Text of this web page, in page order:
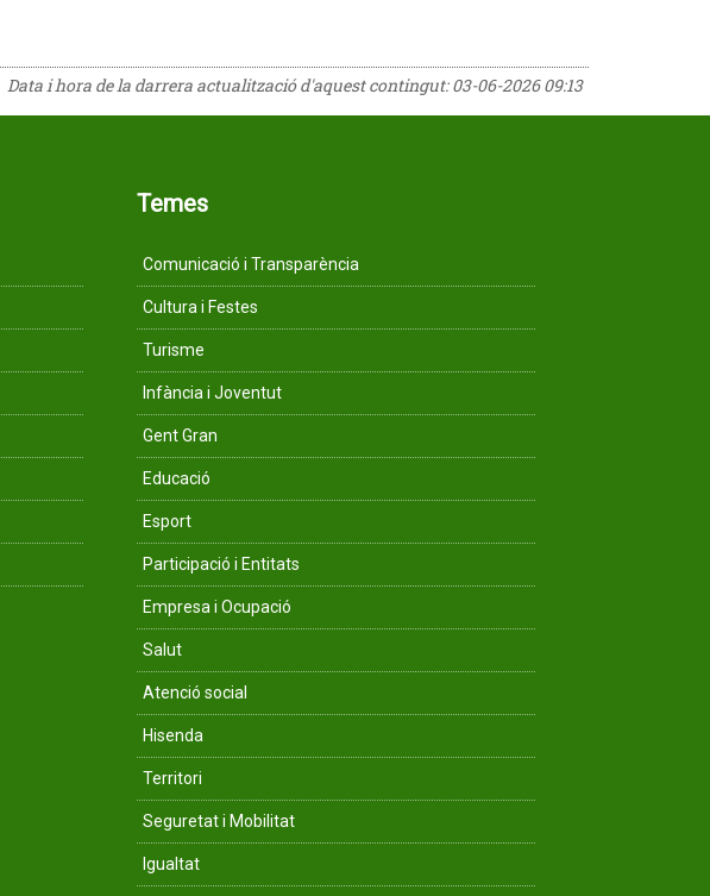
Data i hora de la darrera actualització d'aquest contingut:03-06-2026 09:13
Temes
Comunicació i Transparència
Cultura i Festes
Turisme
Infància i Joventut
Gent Gran
Educació
Esport
Participació i Entitats
Empresa i Ocupació
Salut
Atenció social
Hisenda
Territori
Seguretat i Mobilitat
Igualtat